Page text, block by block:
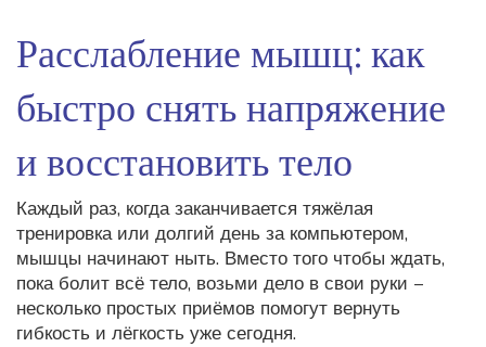
Расслабление мышц: как
быстро снять напряжение
и восстановить тело
Каждый раз, когда заканчивается тяжёлая
тренировка или долгий день за компьютером,
мышцы начинают ныть. Вместо того чтобы ждать,
пока болит всё тело, возьми дело в свои руки –
несколько простых приёмов помогут вернуть
гибкость и лёгкость уже сегодня.